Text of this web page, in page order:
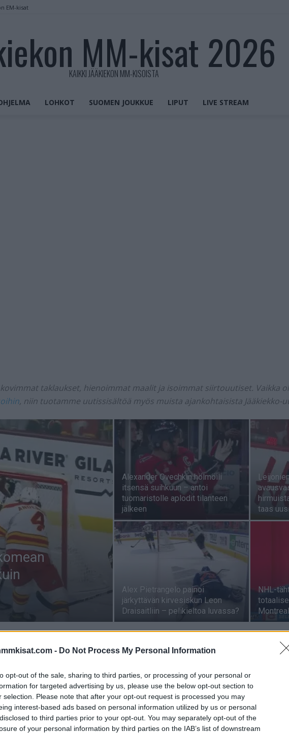
- Do Not Process My Personal Information
opt-out of the sale, sharing to third parties, or processing of your personal or
for targeted advertising by us, please use the below opt-out section to
selection. Please note that after your opt-out request is processed you may
interest-based ads based on personal information utilized by us or personal
to third parties prior to your opt-out. You may separately opt-out of the
of your personal information by third parties on the IAB’s list of downstream
EM-kisat
MM-kisat 2026
KAIKKI JÄÄKIEKON MM-KISOISTA
LOHKOT SUOMEN JOUKKUE LIPUT LIVE STREAM
taklaukset, hienoimmat maalit ja isoimmat siirtouutiset. Vaikka
, niin tuotamme uutissisältöä myös muista ajankohtaisista Jääkiekko-
Alexander Ovechkin hölmöili
itsensä suihkuun – antoi
tuomaristolle aplodit tilanteen
jälkeen
taas
Alex Pietrangelo painoi
järkyttävän kirvesiskun Leon
Draisaitliin – pelikieltoa luvassa?
NHL-